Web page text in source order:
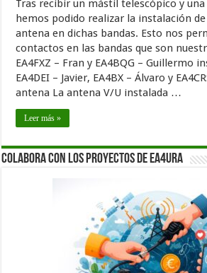
Tras recibir un mástil telescópico y una
hemos podido realizar la instalación
antena en dichas bandas. Esto nos
contactos en las bandas que son
EA4FXZ – Fran y EA4BQG – Guillermo
EA4DEI – Javier, EA4BX – Álvaro y
antena La antena V/U instalada …
Leer más »
Colabora con los proyectos de EA4URA